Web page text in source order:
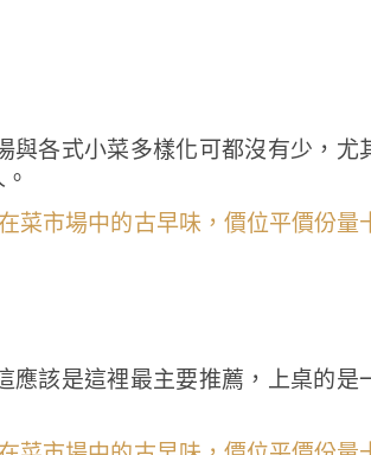
與各式小菜多樣化可都沒有少，尤
應該是這裡最主要推薦，上桌的是